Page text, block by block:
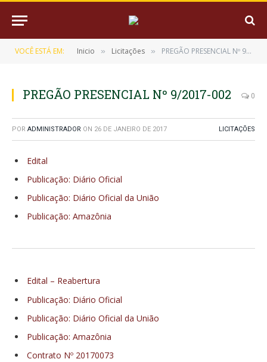
VOCÊ ESTÁ EM: Inicio » Licitações » PREGÃO PRESENCIAL Nº 9/2017-002
PREGÃO PRESENCIAL Nº 9/2017-002 0
POR ADMINISTRADOR ON 26 DE JANEIRO DE 2017 LICITAÇÕES
Edital
Publicação: Diário Oficial
Publicação: Diário Oficial da União
Publicação: Amazônia
Edital – Reabertura
Publicação: Diário Oficial
Publicação: Diário Oficial da União
Publicação: Amazônia
Contrato Nº 20170073